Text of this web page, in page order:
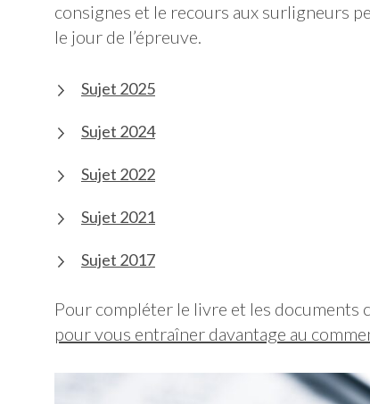
consignes et le recours aux surligneurs
le jour de l’épreuve.
Sujet 2025
Sujet 2024
Sujet 2022
Sujet 2021
Sujet 2017
Pour compléter le livre et les documents
pour vous entraîner davantage au